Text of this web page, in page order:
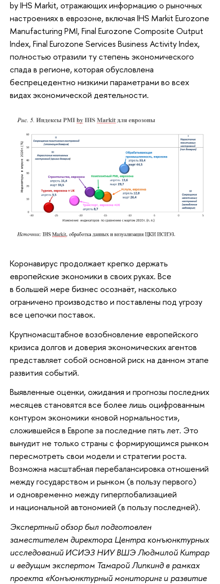
by IHS Markit, отражающих информацию о рыночных
настроениях в еврозоне, включая IHS Markit Eurozone
Manufacturing PMI, Final Eurozone Composite Output
Index, Final Eurozone Services Business Activity Index,
полностью отразили ту степень экономического
спада в регионе, которая обусловлена
беспрецедентно низкими параметрами во всех
видах экономической деятельности.
Коронавирус продолжает крепко держать
европейские экономики в своих руках. Все
в большей мере бизнес осознаёт, насколько
ограничено производство и поставлены под угрозу
все цепочки поставок.
Крупномасштабное возобновление европейского
кризиса долгов и доверия экономических агентов
представляет собой основной риск на данном этапе
развития событий.
Выявленные оценки, ожидания и прогнозы последних
месяцев становятся все более лишь оцифрованным
контуром экономики «новой нормальности»,
сложившейся в Европе за последние пять лет. Это
вынудит не только страны с формирующимся рынком
пересмотреть свои модели и стратегии роста.
Возможна масштабная перебалансировка отношений
между государством и рынком (в пользу первого)
и одновременно между гиперглобализацией
и национальной автономией (в пользу последней).
Экспертный обзор был подготовлен
заместителем директора Центра конъюнктурных
исследований ИСИЭЗ НИУ ВШЭ Людмилой Китрар
и ведущим экспертом Тамарой Липкинд в рамках
проекта «Конъюнктурный мониторинг и развитие